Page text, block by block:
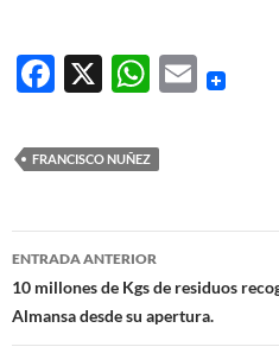
F
e
b
o
o
k
X
W
at
s
A
p
p
E
FRANCISCO NUÑEZ
Navegación
de
entradas
ENTRADA ANTERIOR
10 millones de Kgs de residuos
Almansa desde su apertura.